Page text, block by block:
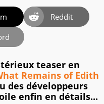
Reddit
teaser en
Remains of Edith
des développeurs
enfin en détails...